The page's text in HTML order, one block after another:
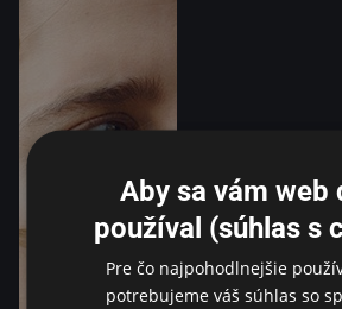
Aby sa vám web
používal (súhlas s
Pre čo najpohodlnejšie
potrebujeme váš súhlas so